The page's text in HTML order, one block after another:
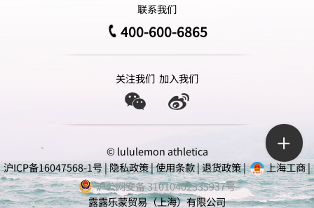
联系我们
400-600-6865
关注我们 加入我们
© lululemon athletica
沪ICP备16047568-1号|隐私政策|使用条款|退货政策| 上海工商|
沪公网安备 31010402335937号
露露乐蒙贸易（上海）有限公司